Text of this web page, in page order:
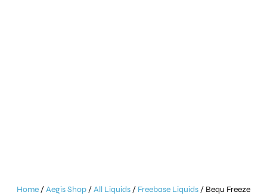
Home /Aegis Shop /All Liquids / Freebase Liquids / Bequ Freeze